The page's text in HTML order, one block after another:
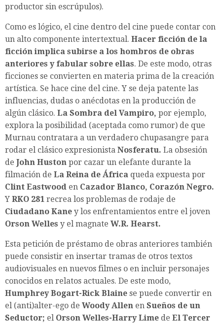
productor sin escrúpulos).
Como es lógico, el cine dentro del cine puede contar con
un alto componente intertextual. Hacer ficción de la
ficción implica subirse a los hombros de obras
anteriores y fabular sobre ellas. De este modo, otras
ficciones se convierten en materia prima de la creación
artística. Se hace cine del cine. Y se deja patente las
influencias, dudas o anécdotas en la producción de
algún clásico. La Sombra del Vampiro, por ejemplo,
explora la posibilidad (aceptada como rumor) de que
Murnau contratara a un verdadero chupasangre para
rodar el clásico expresionista Nosferatu. La obsesión
de John Huston por cazar un elefante durante la
filmación de La Reina de África queda expuesta por
Clint Eastwood en Cazador Blanco, Corazón Negro.
Y RKO 281 recrea los problemas de rodaje de
Ciudadano Kane y los enfrentamientos entre el joven
Orson Welles y el magnate W.R. Hearst.
Esta petición de préstamo de obras anteriores también
puede consistir en insertar tramas de otros textos
audiovisuales en nuevos filmes o en incluir personajes
conocidos en relatos actuales. De este modo,
Humphrey Bogart-Rick Blaine se puede convertir en
el (anti)alter-ego de Woody Allen en Sueños de un
Seductor; el Orson Welles-Harry Lime de El Tercer